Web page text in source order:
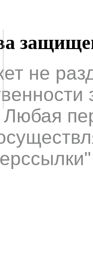
не